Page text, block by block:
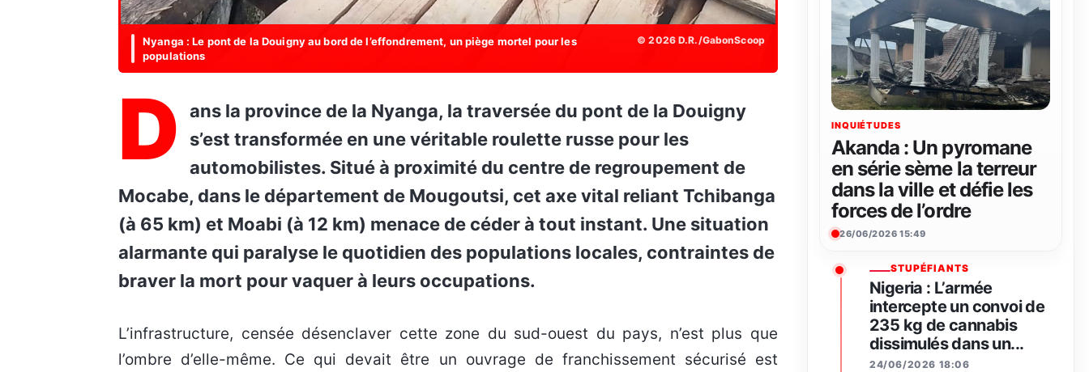
Nyanga : Le pont de la Douigny au bord de l’effondrement, un piège mortel pour les
populations
© 2026 D.R./GabonScoop
D
ans la province de la Nyanga, la traversée du pont de la Douigny
s’est transformée en une véritable roulette russe pour les
automobilistes. Situé à proximité du centre de regroupement de
Mocabe, dans le département de Mougoutsi, cet axe vital reliant Tchibanga
(à 65 km) et Moabi (à 12 km) menace de céder à tout instant. Une situation
alarmante qui paralyse le quotidien des populations locales, contraintes de
braver la mort pour vaquer à leurs occupations.
L’infrastructure, censée désenclaver cette zone du sud-ouest du pays, n’est plus que
l’ombre d’elle-même. Ce qui devait être un ouvrage de franchissement sécurisé est
INQUIÉTUDES
Akanda : Un pyromane
en série sème la terreur
dans la ville et défie les
forces de l’ordre
26/06/2026 15:49
STUPÉFIANTS
Nigeria : L’armée
intercepte un convoi de
235 kg de cannabis
dissimulés dans un...
24/06/2026 18:06